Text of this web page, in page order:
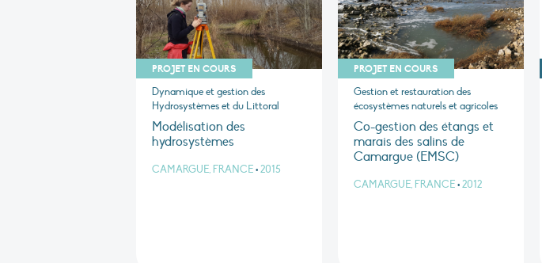
PROJET EN COURS
Dynamique et gestion des
Hydrosystèmes et du Littoral
Modélisation des
hydrosystèmes
CAMARGUE, FRANCE•2015
PROJET EN COURS
Gestion et restauration des
écosystèmes naturels et agricoles
Co-gestion des étangs et
marais des salins de
Camargue (EMSC)
CAMARGUE, FRANCE•2012